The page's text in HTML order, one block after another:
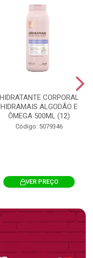
HIDRATANTE CORPORAL
HIDRAMAIS ALGODÃO E
ÔMEGA 500ML (12)
Código: 5079346
VER PREÇO